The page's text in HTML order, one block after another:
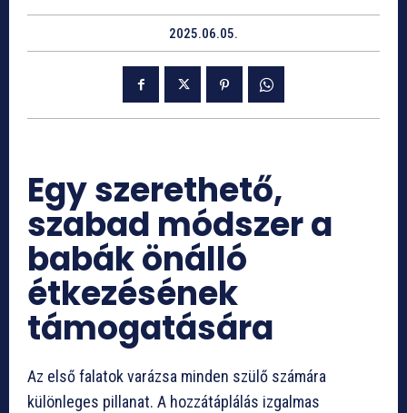
2025.06.05.
Egy szerethető,
szabad módszer a
babák önálló
étkezésének
támogatására
Az első falatok varázsa minden szülő számára
különleges pillanat. A hozzátáplálás izgalmas